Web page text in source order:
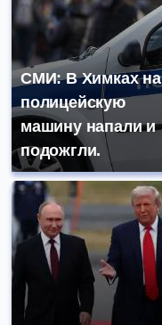
СМИ: В Химках на
полицейскую
машину напали и
подожгли.